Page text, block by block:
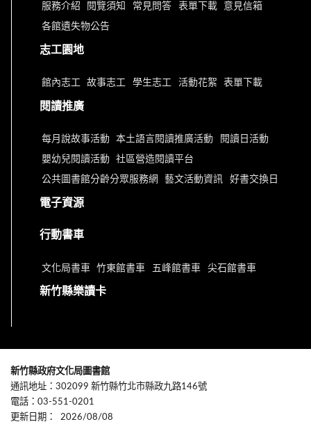
服務介紹 閱覽須知 常見問答 表單下載 意見信箱
各館遺失物公告
志工園地
館內志工 故事志工 學生志工 活動花絮 表單下載
閱讀推廣
每月說故事活動 本土語言閱讀推廣活動 閱讀日活動
嬰幼兒閱讀活動 社區營造閱讀平台
公共圖書館分齡分眾服務網 藝文活動資訊 好書交換日
電子資源
行動書車
文化局書車 竹東館書車 五峰館書車 尖石館書車
新竹縣樂讀卡
新竹縣政府文化局圖書館
通訊地址：302099 新竹縣竹北市縣政九路146號
電話：03-551-0201
更新日期：
2026/08/08